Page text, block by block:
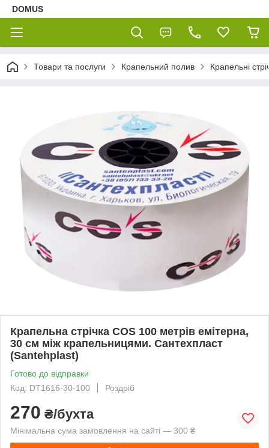
DOMUS
Товари та послуги Крапельний полив Крапельні
Крапельна стрічка COS 100 метрів емітерна,
30 см між крапельницями. Сантехпласт
(Santehplast)
Готово до відправки
Код: DT1616-30-100
Роздріб
270 ₴/бухта
Мінімальна сума замовлення на сайті — 300 ₴